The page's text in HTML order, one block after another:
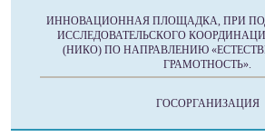
ИННОВАЦИОННАЯ ПЛОЩАДКА, ПРИ
ИССЛЕДОВАТЕЛЬСКОГО
(НИКО) ПО НАПРАВЛЕНИЮ
ГРАМОТНОСТЬ».
ГОСОРГАНИЗАЦИЯ